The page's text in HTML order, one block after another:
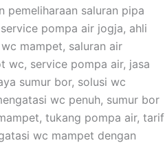
pemeliharaan saluran pipa
pompa air jogja, ahli
mampet, saluran air
wc, service pompa air, jasa
sumur bor, solusi wc
wc penuh, sumur bor
tukang pompa air, tarif
wc mampet dengan